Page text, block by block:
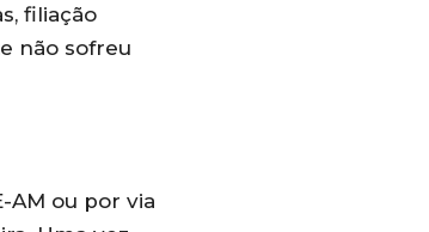
filiação
não sofreu
AM ou por via